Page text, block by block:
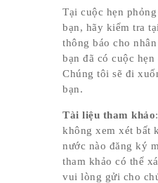
Tại cuộc hẹn
bạn, hãy kiểm tra
thông báo cho
bạn đã có cuộc
Chúng tôi sẽ đi
bạn.
Tài liệu tham khảo
không xem xét bất
nước nào đăng ký
tham khảo có thể
vui lòng gửi cho